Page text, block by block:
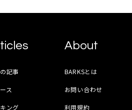
記事
ス
ング
About
BARKSとは
お問い合わせ
利用規約